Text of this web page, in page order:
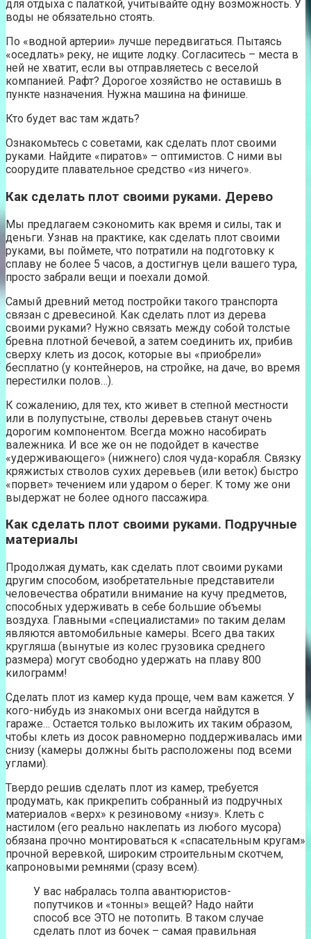
для отдыха с палаткой, учитывайте одну возможность. У
воды не обязательно стоять.
По «водной артерии» лучше передвигаться. Пытаясь
«оседлать» реку, не ищите лодку. Согласитесь – места в
ней не хватит, если вы отправляетесь с веселой
компанией. Рафт? Дорогое хозяйство не оставишь в
пункте назначения. Нужна машина на финише.
Кто будет вас там ждать?
Ознакомьтесь с советами, как сделать плот своими
руками. Найдите «пиратов» – оптимистов. С ними вы
соорудите плавательное средство «из ничего».
Как сделать плот своими руками. Дерево
Мы предлагаем сэкономить как время и силы, так и
деньги. Узнав на практике, как сделать плот своими
руками, вы поймете, что потратили на подготовку к
сплаву не более 5 часов, а достигнув цели вашего тура,
просто забрали вещи и поехали домой.
Самый древний метод постройки такого транспорта
связан с древесиной. Как сделать плот из дерева
своими руками? Нужно связать между собой толстые
бревна плотной бечевой, а затем соединить их, прибив
сверху клеть из досок, которые вы «приобрели»
бесплатно (у контейнеров, на стройке, на даче, во время
перестилки полов…).
К сожалению, для тех, кто живет в степной местности
или в полупустыне, стволы деревьев станут очень
дорогим компонентом. Всегда можно насобирать
валежника. И все же он не подойдет в качестве
«удерживающего» (нижнего) слоя чуда-корабля. Связку
кряжистых стволов сухих деревьев (или веток) быстро
«порвет» течением или ударом о берег. К тому же они
выдержат не более одного пассажира.
Как сделать плот своими руками. Подручные
материалы
Продолжая думать, как сделать плот своими руками
другим способом, изобретательные представители
человечества обратили внимание на кучу предметов,
способных удерживать в себе большие объемы
воздуха. Главными «специалистами» по таким делам
являются автомобильные камеры. Всего два таких
кругляша (вынутые из колес грузовика среднего
размера) могут свободно удержать на плаву 800
килограмм!
Сделать плот из камер куда проще, чем вам кажется. У
кого-нибудь из знакомых они всегда найдутся в
гараже… Остается только выложить их таким образом,
чтобы клеть из досок равномерно поддерживалась ими
снизу (камеры должны быть расположены под всеми
углами).
Твердо решив сделать плот из камер, требуется
продумать, как прикрепить собранный из подручных
материалов «верх» к резиновому «низу». Клеть с
настилом (его реально наклепать из любого мусора)
обязана прочно монтироваться к «спасательным кругам»
прочной веревкой, широким строительным скотчем,
капроновыми ремнями (сразу всем).
У вас набралась толпа авантюристов-
попутчиков и «тонны» вещей? Надо найти
способ все ЭТО не потопить. В таком случае
сделать плот из бочек – самая правильная